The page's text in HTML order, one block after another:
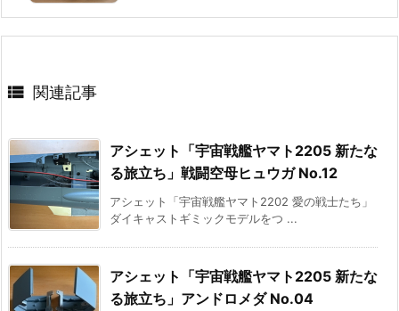
 関連記事
アシェット「宇宙戦艦ヤマト2205 新たな
る旅立ち」戦闘空母ヒュウガ No.12
アシェット「宇宙戦艦ヤマト2202 愛の戦士たち」
ダイキャストギミックモデルをつ ...
アシェット「宇宙戦艦ヤマト2205 新たな
る旅立ち」アンドロメダ No.04